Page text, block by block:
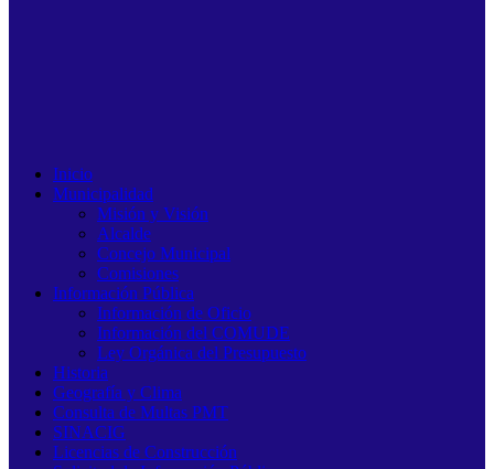
Inicio
Municipalidad
Misión y Visión
Alcalde
Concejo Municipal
Comisiones
Información Pública
Información de Oficio
Información del COMUDE
Ley Orgánica del Presupuesto
Historia
Geografía y Clima
Consulta de Multas PMT
SINACIG
Licencias de Construcción